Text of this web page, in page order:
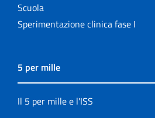
Scuola
Sperimentazione clinica fase I
5 per mille
Il 5 per mille e l'ISS